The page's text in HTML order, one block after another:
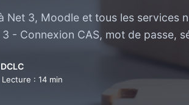
Net 3, Moodle et tous les services
- Connexion CAS, mot de passe,
: 14 min